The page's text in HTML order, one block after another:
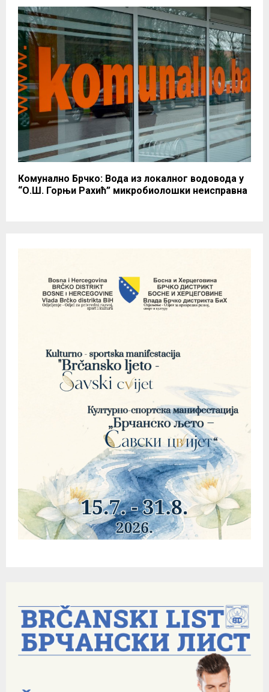
Комунално Брчко: Вода из локалног водовода у
“О.Ш. Горњи Рахић” микробиолошки неисправна